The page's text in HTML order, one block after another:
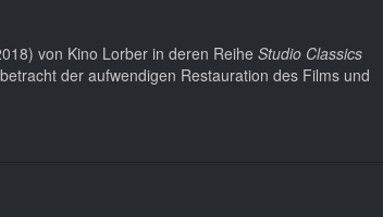
von Kino Lorber in deren Reihe Studio Classics
der aufwendigen Restauration des Films und